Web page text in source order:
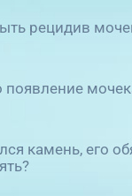
рецидив
появление
камень, его